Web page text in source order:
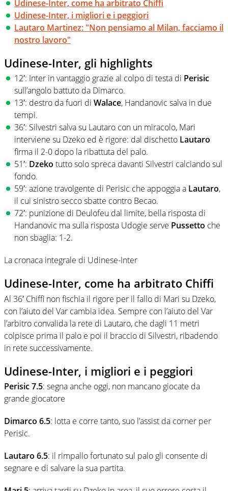
Udinese-Inter, come ha arbitrato Chiffi
Udinese-Inter, i migliori e i peggiori
Lautaro Martinez: "Non pensiamo al Milan, facciamo il
nostro lavoro"
Udinese-Inter, gli highlights
12′: Inter in vantaggio grazie al colpo di testa di Perisic
sull’angolo battuto da Dimarco.
13′: destro da fuori di Walace, Handanovic salva in due
tempi.
36′: Silvestri salva su Lautaro con un miracolo, Mari
interviene su Dzeko ed è rigore: dal dischetto Lautaro
firma il 2-0 dopo la ribattuta del palo.
51′: Dzeko tutto solo spreca davanti Silvestri calciando sul
fondo.
59′: azione travolgente di Perisic che appoggia a Lautaro,
il cui sinistro secco sbatte contro Becao.
72′: punizione di Deulofeu dal limite, bella risposta di
Handanovic ma sulla risposta Udogie serve Pussetto che
non sbaglia: 1-2.
La cronaca integrale di Udinese-Inter
Udinese-Inter, come ha arbitrato Chiffi
Al 36′ Chiffi non fischia il rigore per il fallo di Mari su Dzeko,
con l’aiuto del Var cambia idea. Sempre con l’aiuto del Var
l’arbitro convalida la rete di Lautaro, che dagli 11 metri
colpisce prima il palo e poi il braccio di Silvestri, ribadendo
in rete successivamente.
Udinese-Inter, i migliori e i peggiori
Perisic 7.5: segna anche oggi, non mancano giocate da
grande giocatore
Dimarco 6.5: lotta e corre tanto, suo l’assist da corner per
Perisic.
Lautaro 6.5: il rimpallo fortunato sul palo gli consente di
segnare e di salvare la sua partita.